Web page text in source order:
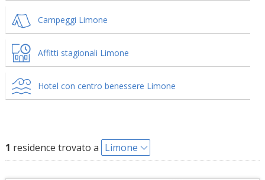
Campeggi Limone
Affitti stagionali Limone
Hotel con centro benessere Limone
1 residence trovato a Limone